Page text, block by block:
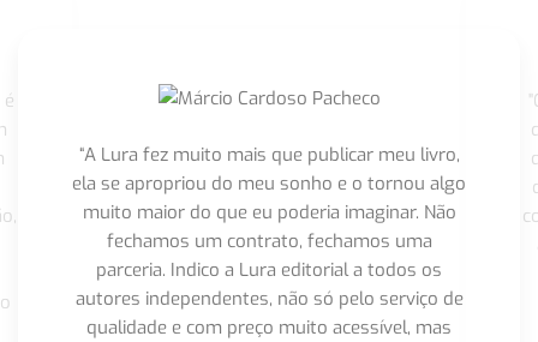
“A Lura fez muito mais que publicar meu livro,
ela se apropriou do meu sonho e o tornou algo
muito maior do que eu poderia imaginar. Não
fechamos um contrato, fechamos uma
parceria. Indico a Lura editorial a todos os
autores independentes, não só pelo serviço de
qualidade e com preço muito acessível, mas